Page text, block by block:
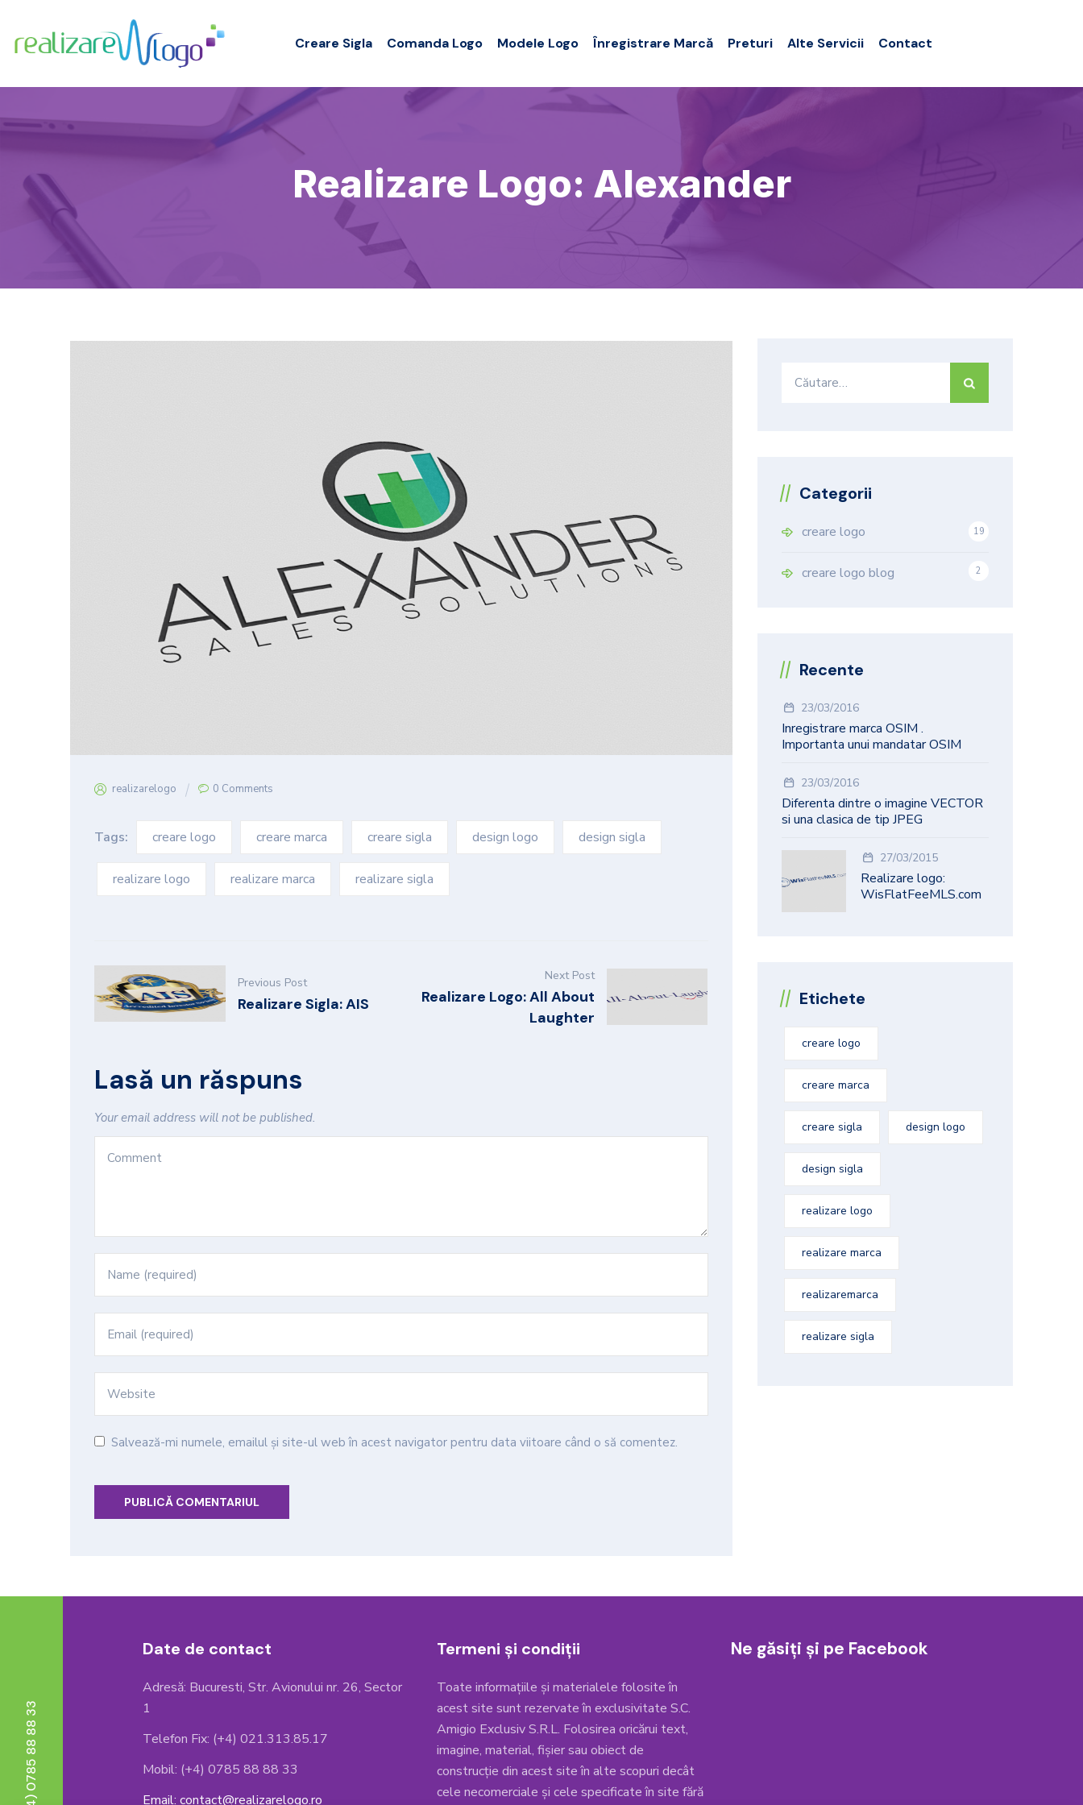
Creare Sigla Comanda Logo Modele Logo Înregistrare Marcă Preturi Alte Servicii Contact
Realizare Logo: Alexander
realizarelogo 0 Comments
Tags: creare logo creare marca creare sigla design logo design sigla
realizare logo realizare marca realizare sigla
Previous Post
Realizare Sigla: AIS
Next Post
Realizare Logo: All About
Laughter
Lasă un răspuns
Your email address will not be published.
Salvează-mi numele, emailul și site-ul web în acest navigator pentru data viitoare când o să comentez.
Categorii
creare logo
19
creare logo blog 2
Recente
23/03/2016
Inregistrare marca OSIM .
Importanta unui mandatar OSIM
23/03/2016
Diferenta dintre o imagine VECTOR
si una clasica de tip JPEG
27/03/2015
Realizare logo:
WisFlatFeeMLS.com
Etichete
creare logo
creare marca
creare sigla design logo
design sigla
realizare logo
realizare marca
realizaremarca
realizare sigla
Date de contact
Adresă: Bucuresti, Str. Avionului nr. 26, Sector
1
Telefon Fix: (+4) 021.313.85.17
Mobil: (+4) 0785 88 88 33
Email: contact@realizarelogo.ro
Termeni și condiții
Toate informațiile și materialele folosite în
acest site sunt rezervate în exclusivitate S.C.
Amigio Exclusiv S.R.L. Folosirea oricărui text,
imagine, material, fișier sau obiect de
construcție din acest site în alte scopuri decât
cele necomerciale și cele specificate în site fără
Ne găsiți și pe Facebook